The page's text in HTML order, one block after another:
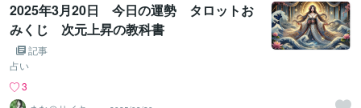
2025年3月20日 今日の運勢 タロットお
みくじ 次元上昇の教科書
記事
占い
3